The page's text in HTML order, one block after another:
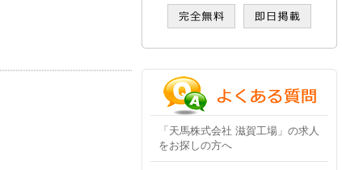
「天馬株式会社 滋賀工場」の求人
をお探しの方へ